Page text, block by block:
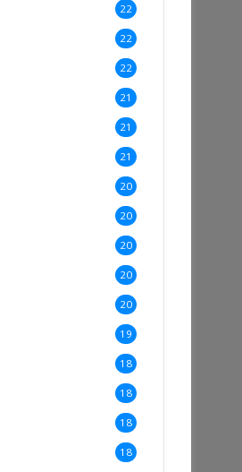
22
22
22
21
21
21
20
20
20
20
20
19
18
18
18
18